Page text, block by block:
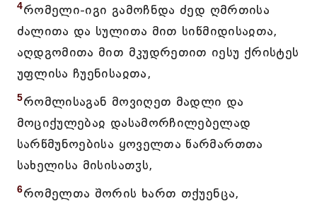
4რომელი-იგი გამოჩნდა ძედ ღმრთისა
ძალითა და სულითა მით სიწმიდისაჲთა,
აღდგომითა მით მკუდრეთით იესუ ქრისტეს
უფლისა ჩუენისაჲთა,
5რომლისაგან მოვიღეთ მადლი და
მოციქულებაჲ დასამორჩილებელად
სარწმუნოებისა ყოველთა წარმართთა
სახელისა მისისათჳს,
6რომელთა შორის ხართ თქუენცა,